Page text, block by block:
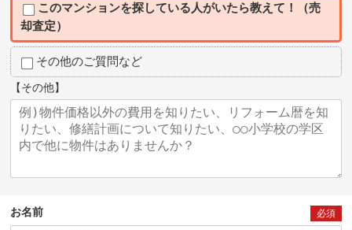
このマンションを探している人がいたら教えて！（売
却査定）
その他のご質問など
【その他】
お名前 必須